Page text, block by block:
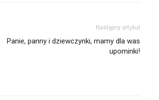
Następny artykuł
Panie, panny i dziewczynki, mamy dla was
upominki!